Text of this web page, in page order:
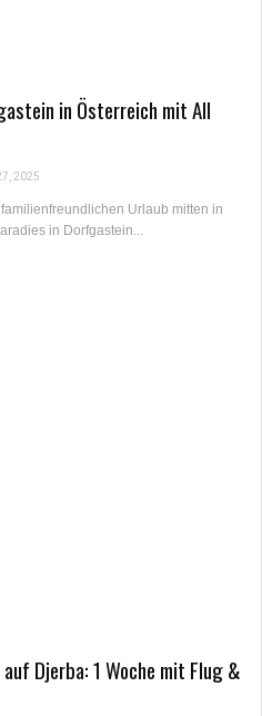
in Österreich mit All
2025
Urlaub mitten in
in Dorfgastein...
Djerba: 1 Woche mit Flug &